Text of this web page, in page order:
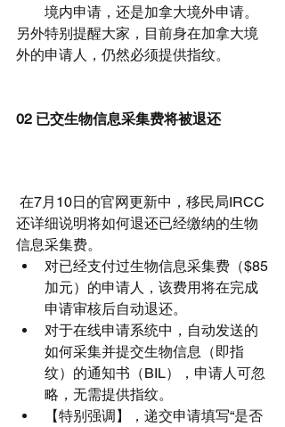
境内申请，还是加拿大境外申请。
另外特别提醒大家，目前身在加拿大境
外的申请人，仍然必须提供指纹。
02 已交生物信息采集费将被退还
还详细说明将如何退还已经缴纳的生物
信息采集费。
对已经支付过生物信息采集费（$85
加元）的申请人，该费用将在完成
申请审核后自动退还。
对于在线申请系统中，自动发送的
如何采集并提交生物信息（即指
纹）的通知书（BIL），申请人可忽
略，无需提供指纹。
【特别强调】，递交申请填写“是否